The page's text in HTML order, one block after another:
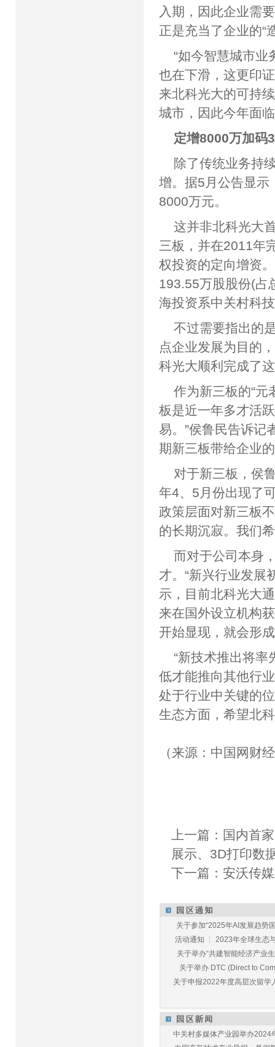
入期，因此企业需
正是充当了企业的“
“如今智慧城市
也在下滑，这更印
来北科光大的可持
城市，因此今年面
定增8000万加码
除了传统业务持
增。据5月公告显示
8000万元。
这并非北科光大
三板，并在2011年
权投资的定向增资
193.55万股股份(占
海投资系中关村科
不过需要指出的
点企业发展为目的
科光大顺利完成了
作为新三板的“元
板是近一年多才活
易。”侯鲁民告诉记
期新三板带给企业
对于新三板，侯
年4、5月份出现了
政策层面对新三板
的长期沉寂。我们
而对于公司本身
才。“新兴行业发展
示，目前北科光大
来在国外设立机构
开始显现，就会形
“新技术推出将
低才能推向其他行
处于行业中关键的
生态方面，希望北
（来源：中国网财
上一篇： 国内首
展示、3D打印数
下一篇：安沃传
关于参加“2025年AI发展趋势
活动通知 ┆ 2023年全球生态
关于举办“共建智能经济产业
关于举办 DTC (Direct to
关于申报2022年度高层次留学
中关村多媒体产业园举办2024